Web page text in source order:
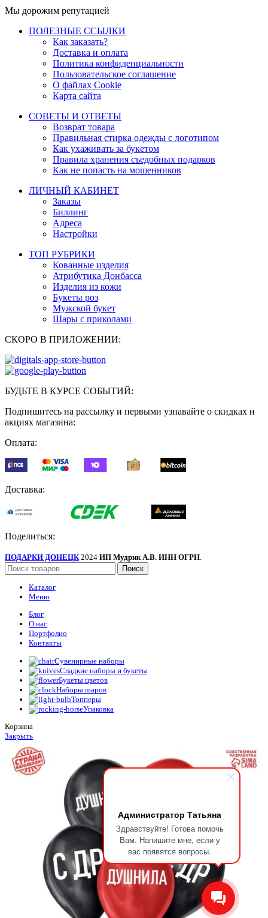
Администратор Татьяна
Здравствуйте! Готова помочь
Вам. Напишите мне, если у
вас появятся вопросы.
Мы дорожим репутацией
ПОЛЕЗНЫЕ ССЫЛКИ
Как заказать?
Доставка и оплата
Политика конфиденциальности
Пользовательское соглашение
О файлах Cookie
Карта сайта
СОВЕТЫ И ОТВЕТЫ
Возврат товара
Правильная стирка одежды с логотипом
Как ухаживать за букетом
Правила хранения съедобных подарков
Как не попасть на мошенников
ЛИЧНЫЙ КАБИНЕТ
Заказы
Биллинг
Адреса
Настройки
ТОП РУБРИКИ
Кованные изделия
Атрибутика Донбасса
Изделия из кожи
Букеты роз
Мужской букет
Шары с приколами
СКОРО В ПРИЛОЖЕНИИ:
БУДЬТЕ В КУРСЕ СОБЫТИЙ:
Подпишитесь на рассылку и первыми узнавайте о скидках и
акциях магазина:
Оплата:
Доставка:
Поделиться:
ПОДАРКИ ДОНЕЦК 2024 ИП Мудрик А.В. ИНН ОГРН
Поиск
Каталог
Меню
Блог
О нас
Портфолио
Контакты
Сувенирные наборы
Сладкие наборы и букеты
Букеты цветов
Наборы шаров
Топперы
Упаковка
Корзина
Закрыть